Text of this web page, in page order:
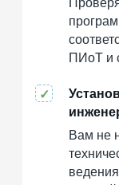
ПИоТ и
✓
Вам не